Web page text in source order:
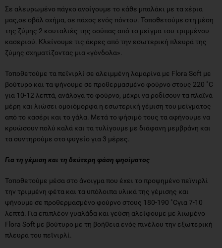
Σε αλευρωμένο πάγκο ανοίγουμε το κάθε μπαλάκι με τα χέρια
μας,σε οβάλ σχήμα, σε πάχος ενός πόντου. Τοποθετούμε στη μέση
της ζύμης 2 κουταλιές της σούπας από το μείγμα του τριμμένου
κασεριού. Κλείνουμε τις άκρες από την εσωτερική πλευρά της
ζύμης σχηματίζοντας μια «γόνδολα».
Τοποθετούμε τα πεϊνιρλί σε αλειμμένη λαμαρίνα με Flora Soft με
βούτυρο και τα ψήνουμε σε προθερμασμένο φούρνο στους 220 ˚C
για 10-12 λεπτά, ανάλογα το φούρνο, μέχρι να ροδίσουν τα πλαϊνά
μέρη και λιώσει ομοιόμορφα η εσωτερική γέμιση του μείγματος
από το κασέρι και το γάλα. Μετά το ψήσιμό τους τα αφήνουμε να
κρυώσουν πολύ καλά και τα τυλίγουμε με διάφανη μεμβράνη και
τα συντηρούμε στο ψυγείο για 3 μέρες.
Για τη γέμιση και τη δεύτερη φάση ψησίματος
Τοποθετούμε μέσα στο άνοιγμα που έχει το προψημένο πεϊνιρλί
την τριμμένη φέτα και τα υπόλοιπα υλικά της γέμισης και
ψήνουμε σε προθερμασμένο φούρνο στους 180-190 ˚Cγια 7-10
λεπτά. Για επιπλέον γυαλάδα και γεύση αλείφουμε με λιωμένο
Flora Soft με βούτυρο με τη βοήθεια ενός πινέλου την εξωτερική
πλευρά του πεϊνιρλί.